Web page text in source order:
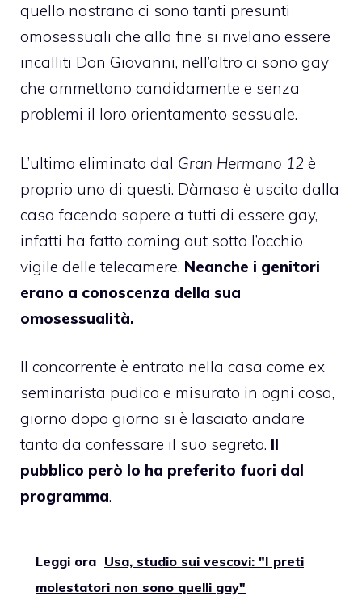
quello nostrano ci sono tanti presunti
omosessuali che alla fine si rivelano essere
incalliti Don Giovanni, nell’altro ci sono gay
che ammettono candidamente e senza
problemi il loro orientamento sessuale.
L’ultimo eliminato dal Gran Hermano 12 è
proprio uno di questi. Dàmaso è uscito dalla
casa facendo sapere a tutti di essere gay,
infatti ha fatto coming out sotto l’occhio
vigile delle telecamere. Neanche i genitori
erano a conoscenza della sua
omosessualità.
Il concorrente è entrato nella casa come ex
seminarista pudico e misurato in ogni cosa,
giorno dopo giorno si è lasciato andare
tanto da confessare il suo segreto. Il
pubblico però lo ha preferito fuori dal
programma.
Leggi ora Usa, studio sui vescovi: "I preti
molestatori non sono quelli gay"